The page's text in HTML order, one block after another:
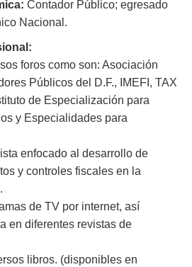
Contador Público; egresado
Nacional.
foros como son: Asociación
Públicos del D.F., IMEFI, TAX
de Especialización para
y Especialidades para
enfocado al desarrollo de
y controles fiscales en la
de TV por internet, así
en diferentes revistas de
libros. (disponibles en